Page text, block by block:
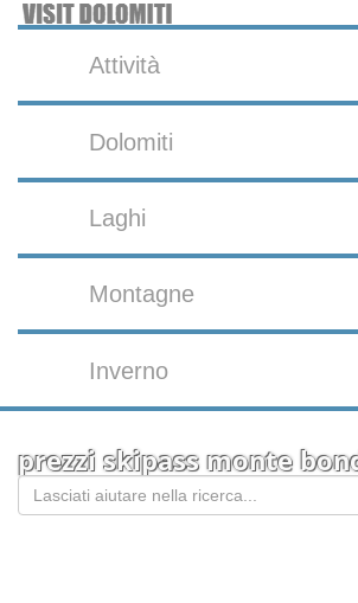
Attività
Dolomiti
Laghi
Montagne
Inverno
prezzi skipass monte